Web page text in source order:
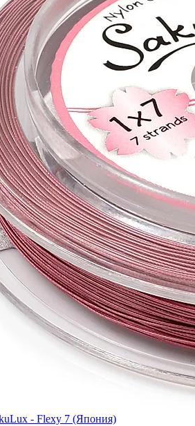
- Flexy 7 (Япония)